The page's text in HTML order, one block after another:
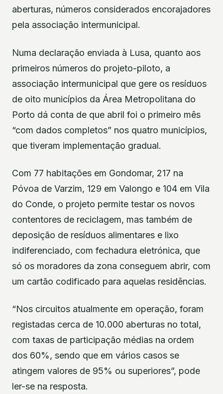
aberturas, números considerados encorajadores
pela associação intermunicipal.
Numa declaração enviada à Lusa, quanto aos
primeiros números do projeto-piloto, a
associação intermunicipal que gere os resíduos
de oito municípios da Área Metropolitana do
Porto dá conta de que abril foi o primeiro mês
“com dados completos” nos quatro municípios,
que tiveram implementação gradual.
Com 77 habitações em Gondomar, 217 na
Póvoa de Varzim, 129 em Valongo e 104 em Vila
do Conde, o projeto permite testar os novos
contentores de reciclagem, mas também de
deposição de resíduos alimentares e lixo
indiferenciado, com fechadura eletrónica, que
só os moradores da zona conseguem abrir, com
um cartão codificado para aquelas residências.
“Nos circuitos atualmente em operação, foram
registadas cerca de 10.000 aberturas no total,
com taxas de participação médias na ordem
dos 60%, sendo que em vários casos se
atingem valores de 95% ou superiores”, pode
ler-se na resposta.